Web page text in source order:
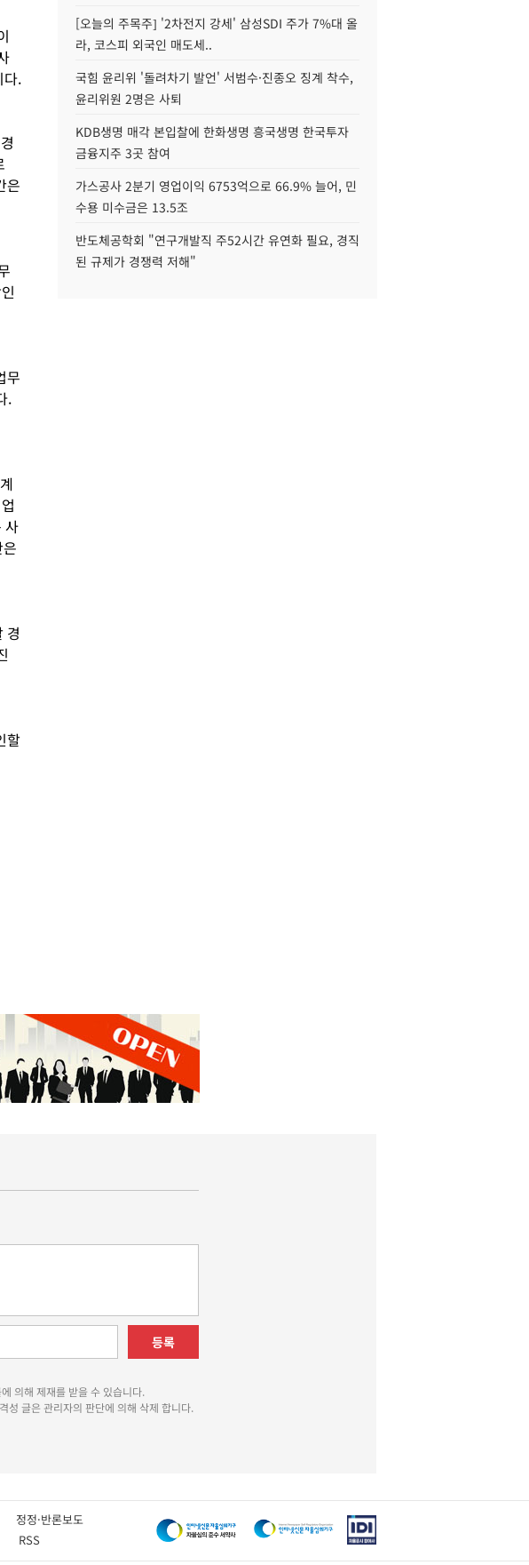
다.
은
무
.
사
경
할
[오늘의 주목주] '2차전지 강세' 삼성SDI 주가 7%대 올
라, 코스피 외국인 매도세..
국힘 윤리위 '돌려차기 발언' 서범수·진종오 징계 착수,
윤리위원 2명은 사퇴
KDB생명 매각 본입찰에 한화생명 흥국생명 한국투자
금융지주 3곳 참여
가스공사 2분기 영업이익 6753억으로 66.9% 늘어, 민
수용 미수금은 13.5조
반도체공학회 "연구개발직 주52시간 유연화 필요, 경직
된 규제가 경쟁력 저해"
등록
의해 제재를 받을 수 있습니다.
성 글은 관리자의 판단에 의해 삭제 합니다.
정정·반론보도
RSS